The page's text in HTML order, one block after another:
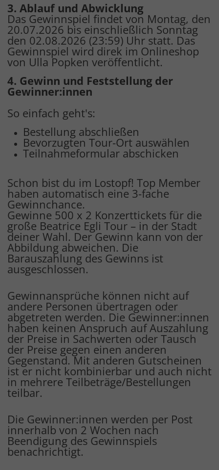
3. Ablauf und Abwicklung
Das Gewinnspiel findet von Montag, den
20.07.2026 bis einschließlich Sonntag
den 02.08.2026 (23:59) Uhr statt. Das
Gewinnspiel wird direk im Onlineshop
von Ulla Popken veröffentlicht.
4. Gewinn und Feststellung der
Gewinner:innen
So einfach geht's:
Bestellung abschließen
Bevorzugten Tour-Ort auswählen
Teilnahmeformular abschicken
Schon bist du im Lostopf! Top Member
haben automatisch eine 3-fache
Gewinnchance.
Gewinne 500 x 2 Konzerttickets für die
große Beatrice Egli Tour – in der Stadt
deiner Wahl. Der Gewinn kann von der
Abbildung abweichen. Die
Barauszahlung des Gewinns ist
ausgeschlossen.
Gewinnansprüche können nicht auf
andere Personen übertragen oder
abgetreten werden. Die Gewinner:innen
haben keinen Anspruch auf Auszahlung
der Preise in Sachwerten oder Tausch
der Preise gegen einen anderen
Gegenstand. Mit anderen Gutscheinen
ist er nicht kombinierbar und auch nicht
in mehrere Teilbeträge/Bestellungen
teilbar.
Die Gewinner:innen werden per Post
innerhalb von 2 Wochen nach
Beendigung des Gewinnspiels
benachrichtigt.